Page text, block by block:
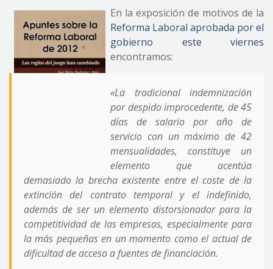
En la exposición de motivos de la
Reforma Laboral aprobada por el
gobierno este viernes
encontramos:
«La tradicional indemnización
por despido improcedente, de 45
días de salario por año de
servicio con un máximo de 42
mensualidades, constituye un
elemento que acentúa
demasiado la brecha existente entre el coste de la
extinción del contrato temporal y el indefinido,
además de ser un elemento distorsionador para la
competitividad de las empresas, especialmente para
la más pequeñas en un momento como el actual de
dificultad de acceso a fuentes de financiación.